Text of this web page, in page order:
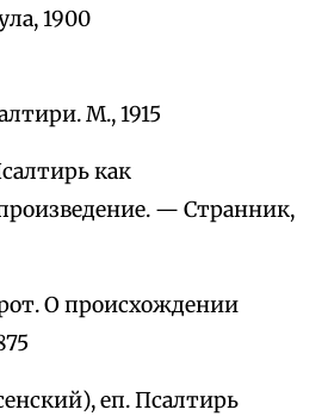
1900
М., 1915
как
— Странник,
О происхождении
еп. Псалтирь